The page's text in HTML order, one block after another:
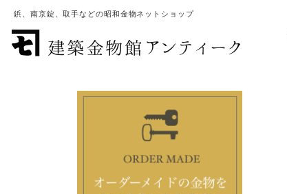
鋲、南京錠、取手などの昭和金物ネットショップ